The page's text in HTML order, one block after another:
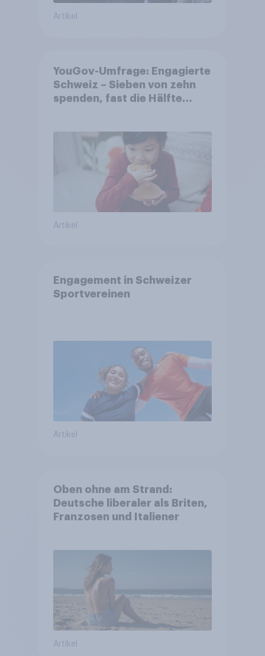
Artikel
YouGov-Umfrage: Engagierte
Schweiz – Sieben von zehn
spenden, fast die Hälfte
Artikel
Engagement in Schweizer
Sportvereinen
Artikel
Oben ohne am Strand:
Deutsche liberaler als Briten,
Franzosen und Italiener
Artikel